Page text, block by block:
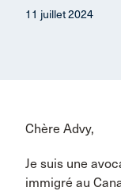
11 juillet 2024
Chère Advy,
Je suis une
immigré au